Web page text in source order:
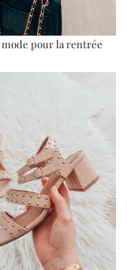
pour la rentrée